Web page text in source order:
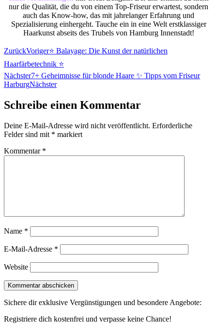
nur die Qualität, die du von einem Top-Friseur erwartest, sondern
auch das Know-how, das mit jahrelanger Erfahrung und
Spezialisierung einhergeht. Tauche ein in eine Welt erstklassiger
Haarkunst abseits des Trubels von Hamburg Innenstadt!
ZurückVoriger⭐️ Balayage: Die Kunst der natürlichen
Haarfärbetechnik ⭐️
Nächster7+ Geheimnisse für blonde Haare ✨ Tipps vom Friseur
HarburgNächster
Schreibe einen Kommentar
Deine E-Mail-Adresse wird nicht veröffentlicht. Erforderliche
Felder sind mit * markiert
Kommentar *
Name *
E-Mail-Adresse *
Website
Sichere dir exklusive Vergünstigungen und besondere Angebote:
Registriere dich kostenfrei und verpasse keine Chance!